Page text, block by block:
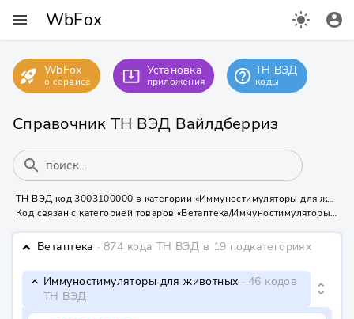
menu WbFox light_mode account_circle
rocket_launch WbFox
о сервисе system_update_alt Установка
приложения help_outline ТН ВЭД
коды
Справочник ТН ВЭД Вайлдберриз
search
ТН ВЭД код 3003100000 в категории «Иммуностимуляторы для животных» на Вайлдберриз
Код связан с категорией товаров «Ветаптека/Иммуностимуляторы для животных» - нужна маркировка КИЗ или УИН
keyboard_arrow_down Ветаптека · 874 кода ТН ВЭД в 19 подкатегориях
keyboard_arrow_down Иммуностимуляторы для животных · 46 кодов
ТН ВЭД
unfold_more